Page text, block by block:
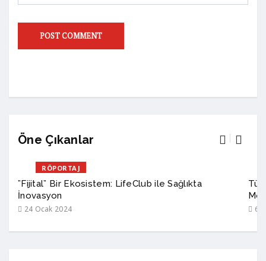
Öne Çıkanlar
RÖPORTAJ
”Fijital” Bir Ekosistem: LifeClub ile Sağlıkta
İnovasyon
24 Ocak 2024 6